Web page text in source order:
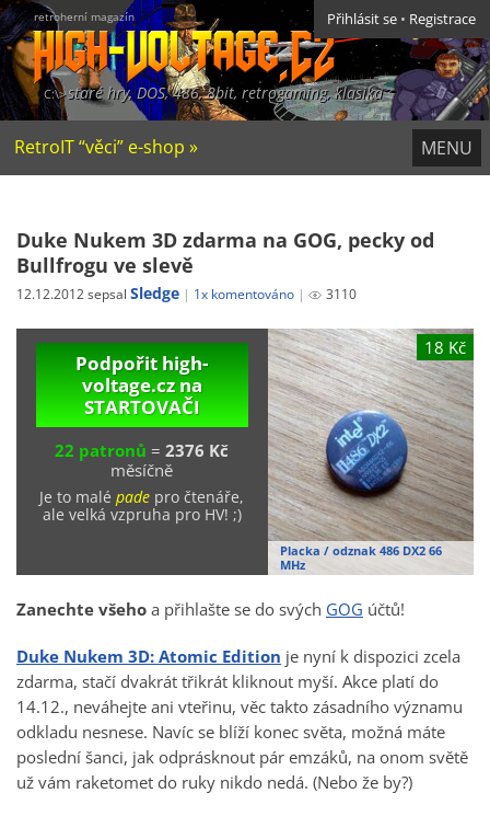
retroherní magazín
staré hry, DOS, 486, 8bit, retrogaming, klasika
Přihlásit se • Registrace
MENU
RetroIT “věci” e-shop »
Duke Nukem 3D zdarma na GOG, pecky od
Bullfrogu ve slevě
12.12.2012 sepsal Sledge 1x komentováno 3110
Podpořit high-
voltage.cz na
STARTOVAČI
22 patronů =2376 Kč
měsíčně
Je to malépade pro čtenáře,
ale velká vzpruha pro HV! ;)
18 Kč
Placka / odznak 486 DX2 66
MHz
Zanechte všehoa přihlašte se do svých GOG účtů!
Duke Nukem 3D: Atomic Edition je nyní k dispozici zcela
zdarma, stačí dvakrát třikrát kliknout myší. Akce platí do
14.12., neváhejte ani vteřinu, věc takto zásadního významu
odkladu nesnese. Navíc se blíží konec světa, možná máte
poslední šanci, jak odprásknout pár emzáků, na onom světě
už vám raketomet do ruky nikdo nedá. (Nebo že by?)